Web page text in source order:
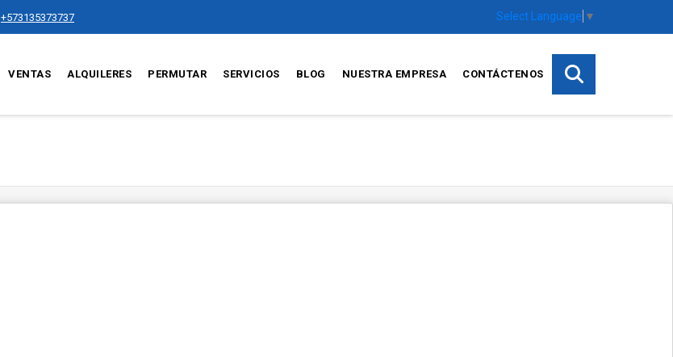
+573135373737 Select Language ▼
VENTAS ALQUILERES PERMUTAR SERVICIOS BLOG NUESTRA EMPRESA CONTÁCTENOS